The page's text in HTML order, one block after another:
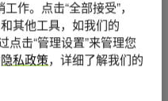
作。点击“全部接受”，
其他工具，如我们的
点击“管理设置”来管理您
隐私政策，详细了解我们的